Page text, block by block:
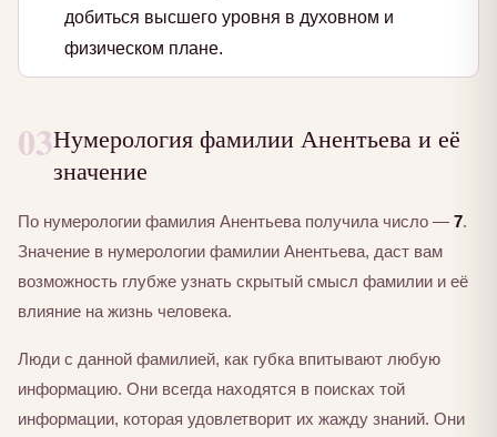
добиться высшего уровня в духовном и
физическом плане.
03Нумерология фамилии Анентьева и её
значение
По нумерологии фамилия Анентьева получила число — 7.
Значение в нумерологии фамилии Анентьева, даст вам
возможность глубже узнать скрытый смысл фамилии и её
влияние на жизнь человека.
Люди с данной фамилией, как губка впитывают любую
информацию. Они всегда находятся в поисках той
информации, которая удовлетворит их жажду знаний. Они